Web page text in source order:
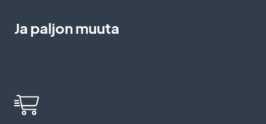
Ja paljon muuta